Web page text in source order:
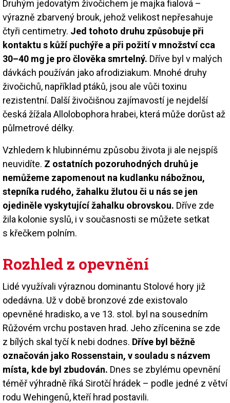
Druhým jedovatým živočichem je majka fialová –
výrazně zbarvený brouk, jehož velikost nepřesahuje
čtyři centimetry. Jed tohoto druhu způsobuje při
kontaktu s kůží puchýře a při požití v množství cca
30–40 mg je pro člověka smrtelný. Dříve byl v malých
dávkách používán jako afrodiziakum. Mnohé druhy
živočichů, například ptáků, jsou ale vůči toxinu
rezistentní. Další živočišnou zajímavostí je nejdelší
česká žížala Allolobophora hrabei, která může dorůst až
půlmetrové délky.
Vzhledem k hlubinnému způsobu života ji ale nejspíš
neuvidíte. Z ostatních pozoruhodných druhů je
nemůžeme zapomenout na kudlanku nábožnou,
stepníka rudého, žahalku žlutou či u nás se jen
ojediněle vyskytující žahalku obrovskou. Dříve zde
žila kolonie syslů, i v současnosti se můžete setkat
s křečkem polním.
Rozhled z opevnění
Lidé využívali výraznou dominantu Stolové hory již
odedávna. Už v době bronzové zde existovalo
opevněné hradisko, a ve 13. stol. byl na sousedním
Růžovém vrchu postaven hrad. Jeho zřícenina se zde
z bílých skal tyčí k nebi dodnes. Dříve byl běžně
označován jako Rossenstain, v souladu s názvem
místa, kde byl zbudován. Dnes se zbylému opevnění
téměř výhradně říká Sirotčí hrádek – podle jedné z větví
rodu Wehingenů, kteří hrad postavili.